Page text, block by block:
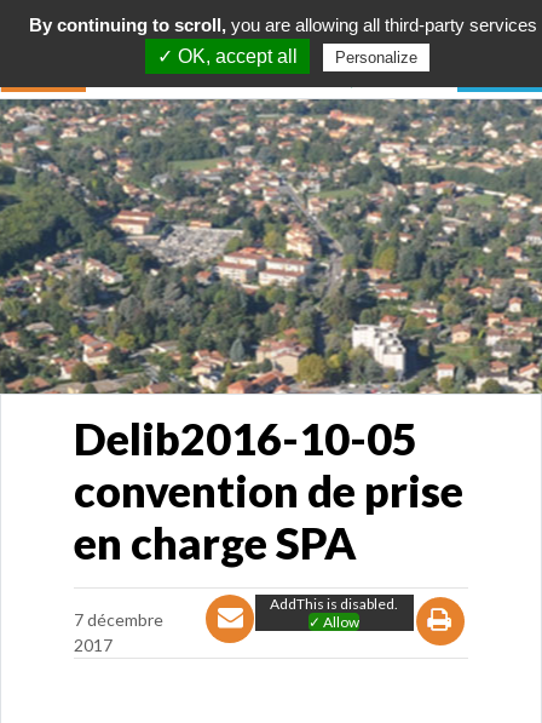
Delib2016-10-05
convention de prise
en charge SPA
7 décembre
2017
AddThis is disabled.
✓ Allow
By continuing to scroll, you are allowing all third-party services
✓ OK, accept all
Personalize